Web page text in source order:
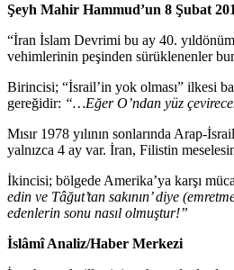
Şeyh Mahir Hammud’un 8 Şubat
“İran İslam Devrimi bu ay 40.
vehimlerinin peşinden sürüklenenler
Birincisi; “İsrail’in yok olması” ilkesi
gereğidir: “…Eğer O’ndan yüz
Mısır 1978 yılının sonlarında Arap-
yalnızca 4 ay var. İran, Filistin
İkincisi; bölgede Amerika’ya karşı
edin ve Tâğut’tan sakının’ diye
edenlerin sonu nasıl olmuştur!”
İslâmî Analiz/Haber Merkezi